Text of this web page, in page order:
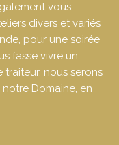
vous
divers et variés
pour une soirée
fasse vivre un
traiteur, nous serons
Domaine, en